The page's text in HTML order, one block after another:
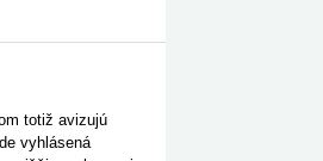
totiž avizujú
vyhlásená